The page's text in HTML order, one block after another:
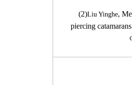
(2)Liu Yinghe,
piercing